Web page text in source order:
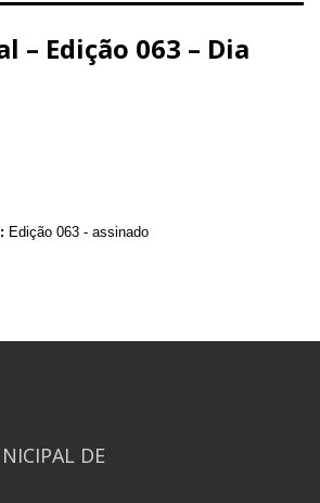
– Edição 063 – Dia
Edição 063 - assinado
DE